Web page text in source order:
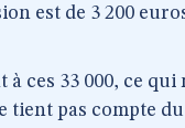
est de 3 200
à ces 33 000, ce
tient pas compte